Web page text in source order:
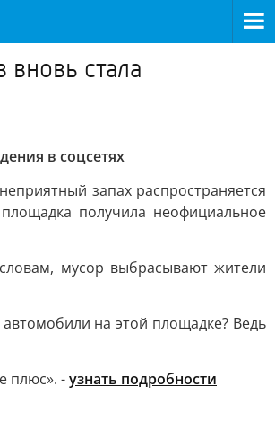
стала
в соцсетях
запах распространяется
получила неофициальное
мусор выбрасывают жители
на этой площадке? Ведь
плюс». -узнать подробности